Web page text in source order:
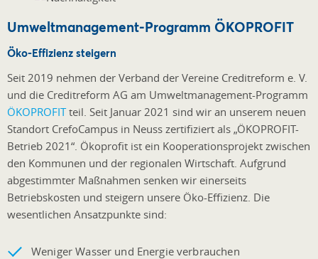
Umweltmanagement-Programm ÖKOPROFIT
Öko-Effizienz steigern
Seit 2019 nehmen der Verband der Vereine Creditreform e. V.
und die Creditreform AG am Umweltmanagement-Programm
ÖKOPROFITteil. Seit Januar 2021 sind wir an unserem neuen
Standort CrefoCampus in Neuss zertifiziert als „ÖKOPROFIT-
Betrieb 2021“. Ökoprofit ist ein Kooperationsprojekt zwischen
den Kommunen und der regionalen Wirtschaft. Aufgrund
abgestimmter Maßnahmen senken wir einerseits
Betriebskosten und steigern unsere Öko-Effizienz. Die
wesentlichen Ansatzpunkte sind:
Weniger Wasser und Energie verbrauchen